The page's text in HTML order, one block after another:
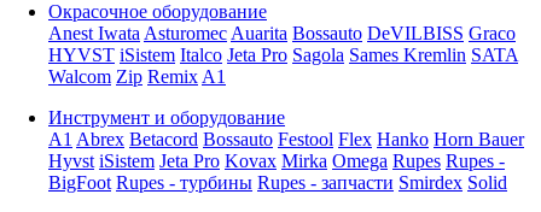
Окрасочное оборудование
Anest Iwata Asturomec Auarita Bossauto DeVILBISS Graco
HYVST iSistem Italco Jeta Pro Sagola Sames Kremlin SATA
Walcom Zip Remix A1
Инструмент и оборудование
A1 Abrex Betacord Bossauto Festool Flex Hanko Horn Bauer
Hyvst iSistem Jeta Pro Kovax Mirka Omega Rupes Rupes -
BigFoot Rupes - турбины Rupes - запчасти Smirdex Solid